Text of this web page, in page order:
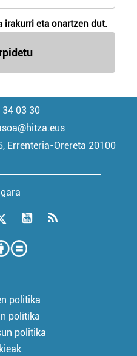
irakurri eta onartzen dut.
34 03 30
Errenteria-Orereta 20100
politika
politika
politika